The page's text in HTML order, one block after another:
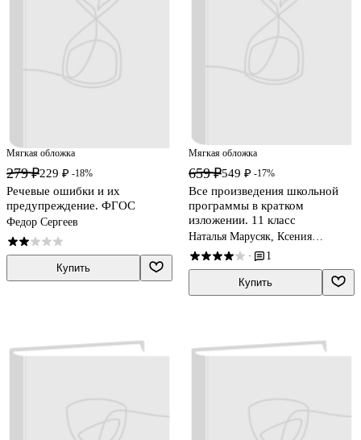
Мягкая обложка
279 ₽229 ₽ -18%
Речевые ошибки и их
предупреждение. ФГОС
Федор Сергеев
Купить
Мягкая обложка
659 ₽549 ₽ -17%
Все произведения школьной
программы в кратком
изложении. 11 класс
Наталья Марусяк, Ксения
Марусяк
· 1
Купить